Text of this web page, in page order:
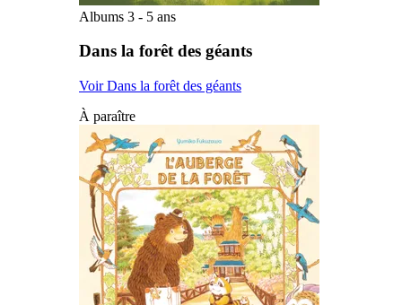
Albums 3 - 5 ans
Dans la forêt des géants
Voir Dans la forêt des géants
À paraître